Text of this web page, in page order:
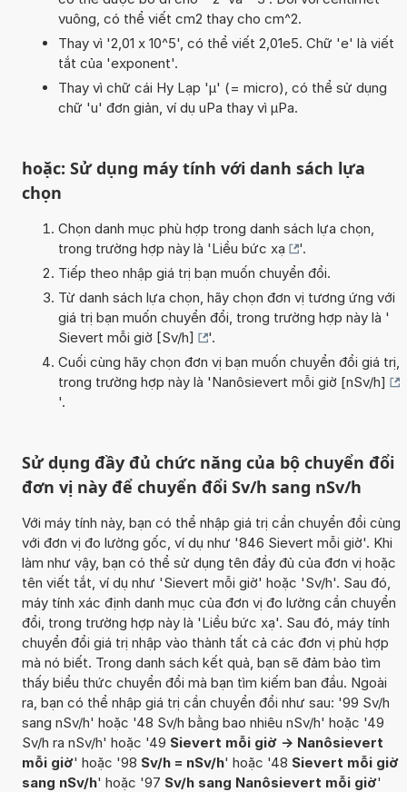
vuông, có thể viết cm2 thay cho cm^2.
Thay vì '2,01 x 10^5', có thể viết 2,01e5. Chữ 'e' là viết
tắt của 'exponent'.
Thay vì chữ cái Hy Lạp 'µ' (= micro), có thể sử dụng
chữ 'u' đơn giản, ví dụ uPa thay vì µPa.
hoặc: Sử dụng máy tính với danh sách lựa
chọn
Chọn danh mục phù hợp trong danh sách lựa chọn,
trong trường hợp này là 'Liều bức xạ
'.
Tiếp theo nhập giá trị bạn muốn chuyển đổi.
Từ danh sách lựa chọn, hãy chọn đơn vị tương ứng với
giá trị bạn muốn chuyển đổi, trong trường hợp này là '
Sievert mỗi giờ [Sv/h]
'.
Cuối cùng hãy chọn đơn vị bạn muốn chuyển đổi giá trị,
trong trường hợp này là 'Nanôsievert mỗi giờ [nSv/h]
'.
Sử dụng đầy đủ chức năng của bộ chuyển đổi
đơn vị này để chuyển đổi Sv/h sang nSv/h
Với máy tính này, bạn có thể nhập giá trị cần chuyển đổi cùng
với đơn vị đo lường gốc, ví dụ như '846 Sievert mỗi giờ'. Khi
làm như vậy, bạn có thể sử dụng tên đầy đủ của đơn vị hoặc
tên viết tắt, ví dụ như 'Sievert mỗi giờ' hoặc 'Sv/h'. Sau đó,
máy tính xác định danh mục của đơn vị đo lường cần chuyển
đổi, trong trường hợp này là 'Liều bức xạ'. Sau đó, máy tính
chuyển đổi giá trị nhập vào thành tất cả các đơn vị phù hợp
mà nó biết. Trong danh sách kết quả, bạn sẽ đảm bảo tìm
thấy biểu thức chuyển đổi mà bạn tìm kiếm ban đầu. Ngoài
ra, bạn có thể nhập giá trị cần chuyển đổi như sau: '99 Sv/h
sang nSv/h' hoặc '48 Sv/h bằng bao nhiêu nSv/h' hoặc '49
Sv/h ra nSv/h' hoặc '49 Sievert mỗi giờ -> Nanôsievert
mỗi giờ' hoặc '98 Sv/h = nSv/h' hoặc '48 Sievert mỗi giờ
sang nSv/h' hoặc '97 Sv/h sang Nanôsievert mỗi giờ'